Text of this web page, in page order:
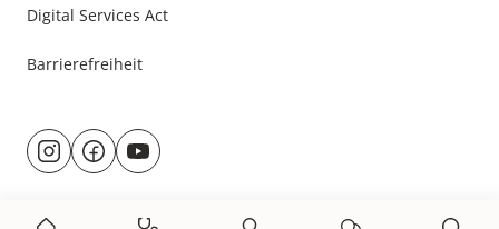
Digital Services Act
Barrierefreiheit
Besuche
uns@rund.ums.baby
facebook.com/rundumsbaby.de
youtube.com/@rundumsbaby_